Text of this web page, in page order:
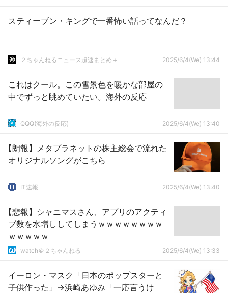
スティーブン・キングで一番怖い話ってなんだ？
２ちゃんねるニュース超速まとめ＋ 2025/6/4(We) 13:44
これはクール。この雪景色を暖かな部屋の
中でずっと眺めていたい。海外の反応
QQQ(海外の反応) 2025/6/4(We) 13:40
【朗報】メタプラネットの株主総会で流れた
オリジナルソングがこちら
IT速報 2025/6/4(We) 13:40
【悲報】シャニマスさん、アプリのアクティ
ブ数を水増ししてしまうｗｗｗｗｗｗｗｗ
ｗｗｗｗｗ
watch＠２ちゃんねる 2025/6/4(We) 13:33
イーロン・マスク「日本のポップスターと
子供作った」→浜崎あゆみ「一応言うけ